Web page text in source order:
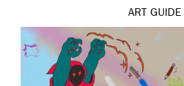
ART GUIDE